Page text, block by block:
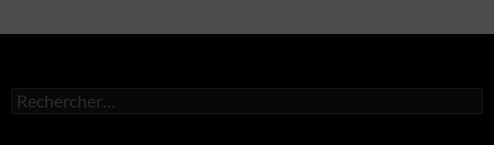
Rechercher :